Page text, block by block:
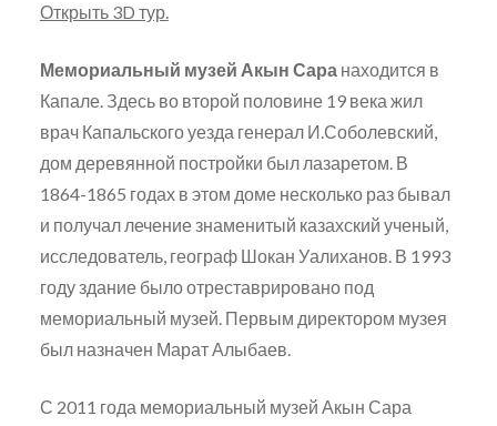
Открыть 3D тур.
Мемориальный музей Акын Саранаходится в
Капале. Здесь во второй половине 19 века жил
врач Капальского уезда генерал И.Соболевский,
дом деревянной постройки был лазаретом. В
1864-1865 годах в этом доме несколько раз бывал
и получал лечение знаменитый казахский ученый,
исследователь, географ Шокан Уалиханов. В 1993
году здание было отреставрировано под
мемориальный музей. Первым директором музея
был назначен Марат Алыбаев.
С 2011 года мемориальный музей Акын Сара